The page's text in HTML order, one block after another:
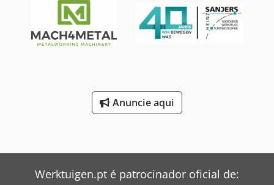
Anuncie aqui
Werktuigen.pt é patrocinador oficial de: